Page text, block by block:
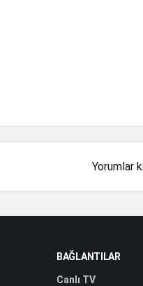
Yorumlar
BAĞLANTILAR
Canlı TV